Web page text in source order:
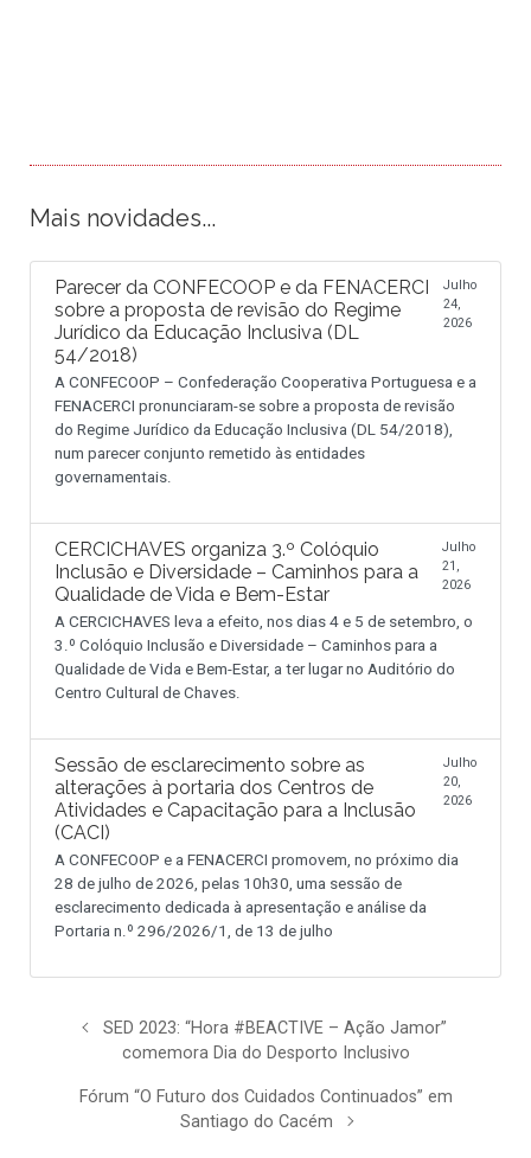
Mais novidades...
Parecer da CONFECOOP e da FENACERCI
sobre a proposta de revisão do Regime
Jurídico da Educação Inclusiva (DL
54/2018)
Julho
24,
2026
A CONFECOOP – Confederação Cooperativa Portuguesa e a
FENACERCI pronunciaram-se sobre a proposta de revisão
do Regime Jurídico da Educação Inclusiva (DL 54/2018),
num parecer conjunto remetido às entidades
governamentais.
CERCICHAVES organiza 3.º Colóquio
Inclusão e Diversidade – Caminhos para a
Qualidade de Vida e Bem-Estar
Julho
21,
2026
A CERCICHAVES leva a efeito, nos dias 4 e 5 de setembro, o
3.º Colóquio Inclusão e Diversidade – Caminhos para a
Qualidade de Vida e Bem-Estar, a ter lugar no Auditório do
Centro Cultural de Chaves.
Sessão de esclarecimento sobre as
alterações à portaria dos Centros de
Atividades e Capacitação para a Inclusão
(CACI)
Julho
20,
2026
A CONFECOOP e a FENACERCI promovem, no próximo dia
28 de julho de 2026, pelas 10h30, uma sessão de
esclarecimento dedicada à apresentação e análise da
Portaria n.º 296/2026/1, de 13 de julho
SED 2023: “Hora #BEACTIVE – Ação Jamor”
comemora Dia do Desporto Inclusivo
Fórum “O Futuro dos Cuidados Continuados” em
Santiago do Cacém